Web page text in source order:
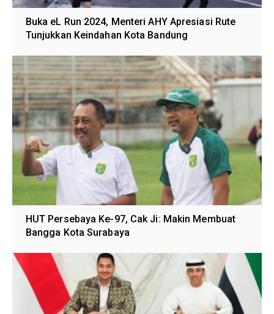
Buka eL Run 2024, Menteri AHY Apresiasi Rute
Tunjukkan Keindahan Kota Bandung
HUT Persebaya Ke-97, Cak Ji: Makin Membuat
Bangga Kota Surabaya